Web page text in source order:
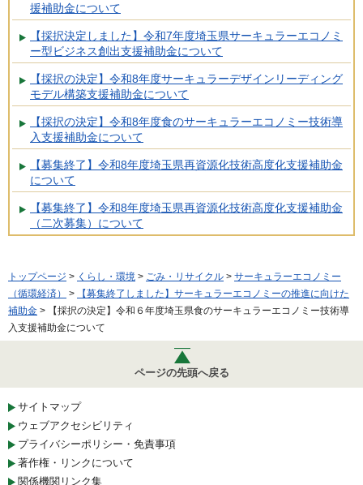
援補助金について
【採択決定しました】令和7年度埼玉県サーキュラーエコノミ
ー型ビジネス創出支援補助金について
【採択の決定】令和8年度サーキュラーデザインリーディング
モデル構築支援補助金について
【採択の決定】令和8年度食のサーキュラーエコノミー技術導
入支援補助金について
【募集終了】令和8年度埼玉県再資源化技術高度化支援補助金
について
【募集終了】令和8年度埼玉県再資源化技術高度化支援補助金
（二次募集）について
トップページ > くらし・環境 > ごみ・リサイクル > サーキュラーエコノミー
（循環経済）
>
【募集終了しました】サーキュラーエコノミーの推進に向けた
補助金 > 【採択の決定】令和６年度埼玉県食のサーキュラーエコノミー技術導
入支援補助金について
ページの先頭へ戻る
サイトマップ
ウェブアクセシビリティ
プライバシーポリシー・免責事項
著作権・リンクについて
関係機関リンク集